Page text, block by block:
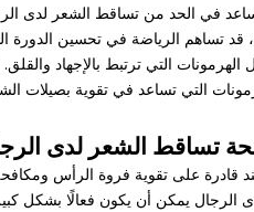
في الحد من تساقط الشعر لدى
تساهم الرياضة في تحسين الدورة
التي ترتبط بالإجهاد
التي تساعد في تقوية
تساقط الشعر لدى
قادرة على تقوية فروة الرأس
الرجال يمكن أن يكون فعالًا بشكل